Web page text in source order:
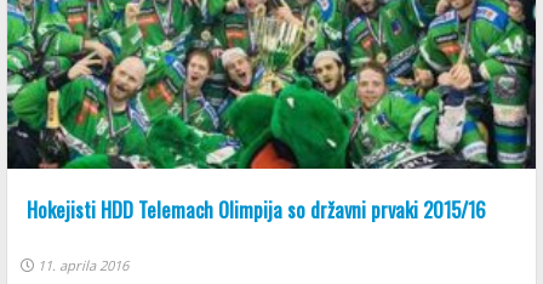
Hokejisti HDD Telemach Olimpija so državni prvaki 2015/16
11. aprila 2016